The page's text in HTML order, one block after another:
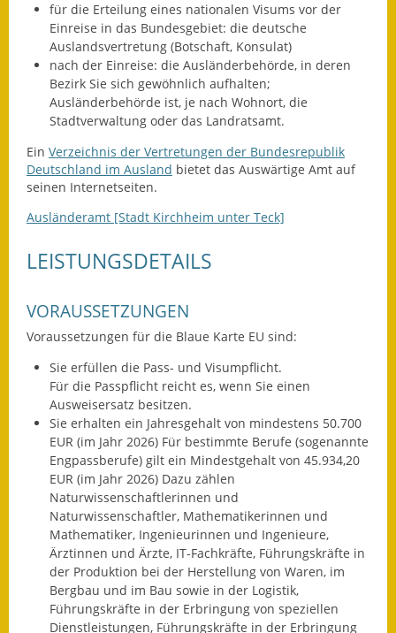
Sitzungsberichte 2017
Sitzungsberichte 2018
Sitzungsberichte 2019
Gemeindeverwaltung
Haushalt & Finanzen
Eröffnungsbilanz
Haushaltspläne
Jahresabschlüsse
Wasserversorgung
Heiraten in Notzingen
Mitarbeiter
Notruftafel
Ortsrecht
für die Erteilung eines nationalen Visums vor der
Einreise in das Bundesgebiet: die deutsche
Auslandsvertretung (Botschaft, Konsulat)
nach der Einreise: die Ausländerbehörde, in deren
Bezirk Sie sich gewöhnlich aufhalten;
Ausländerbehörde ist, je nach Wohnort, die
Stadtverwaltung oder das Landratsamt.
Ein Verzeichnis der Vertretungen der Bundesrepublik
Deutschland im Ausland bietet das Auswärtige Amt auf
seinen Internetseiten.
Ausländeramt [Stadt Kirchheim unter Teck]
LEISTUNGSDETAILS
VORAUSSETZUNGEN
Voraussetzungen für die Blaue Karte EU sind:
Sie erfüllen die Pass- und Visumpflicht.
Für die Passpflicht reicht es, wenn Sie einen
Ausweisersatz besitzen.
Sie erhalten ein Jahresgehalt von mindestens 50.700
EUR (im Jahr 2026) Für bestimmte Berufe (sogenannte
Engpassberufe) gilt ein Mindestgehalt von 45.934,20
EUR (im Jahr 2026) Dazu zählen
Naturwissenschaftlerinnen und
Naturwissenschaftler, Mathematikerinnen und
Mathematiker, Ingenieurinnen und Ingenieure,
Ärztinnen und Ärzte, IT-Fachkräfte, Führungskräfte in
der Produktion bei der Herstellung von Waren, im
Bergbau und im Bau sowie in der Logistik,
Führungskräfte in der Erbringung von speziellen
Dienstleistungen, Führungskräfte in der Erbringung